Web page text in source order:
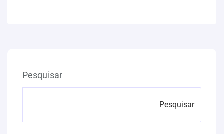
Pesquisar
Pesquisar